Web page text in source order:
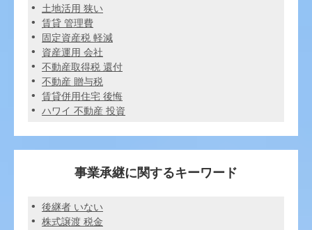
土地活用 狭い
賃貸 管理費
固定資産税 軽減
資産運用 会社
不動産取得税 還付
不動産 贈与税
賃貸併用住宅 後悔
ハワイ 不動産 投資
事業承継に関するキーワード
後継者 いない
株式譲渡 税金